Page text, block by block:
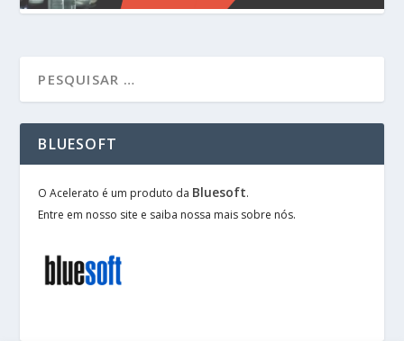
BLUESOFT
O Acelerato é um produto da Bluesoft.
Entre em nosso site e saiba nossa mais sobre nós.